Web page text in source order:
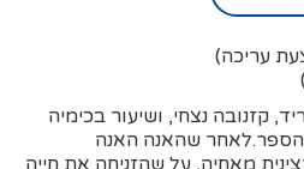
עריכה)
קזנובה נצחי, ושיעור בכימיה
הספר.לאחר שהאנה האנה
מאחיה, על שהזניחה את חייה